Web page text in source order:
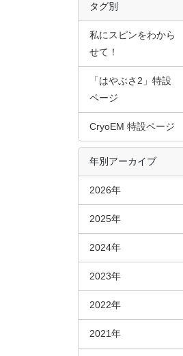
タグ別
私にスピンをわから
せて！
「はやぶさ2」特設
ページ
CryoEM 特設ページ
年別アーカイブ
2026年
2025年
2024年
2023年
2022年
2021年